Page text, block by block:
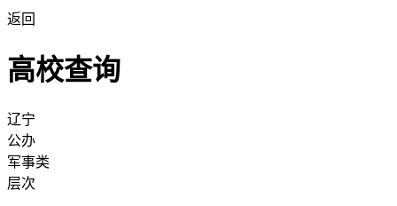
返回
高校查询
辽宁
公办
军事类
层次